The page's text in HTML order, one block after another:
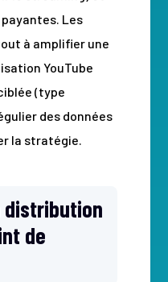
Les
à amplifier une
YouTube
(type
des données
la stratégie.
distribution
de